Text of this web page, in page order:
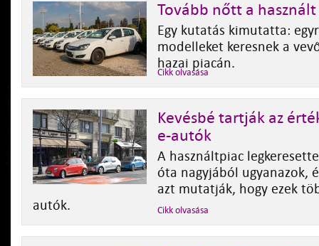
Tovább nőtt a
Egy kutatás kimutatta:
modelleket keresnek a
hazai piacán.
Cikk olvasása
Kevésbé tartják az
e-autók
A használtpiac
óta nagyjából ugyanazok,
azt mutatják, hogy ezek
autók.
Cikk olvasása